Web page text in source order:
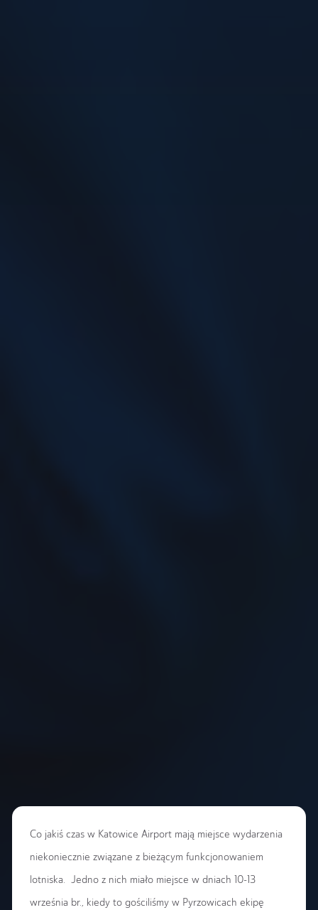
Co jakiś czas w Katowice Airport mają miejsce wydarzenia
niekoniecznie związane z bieżącym funkcjonowaniem
lotniska. Jedno z nich miało miejsce w dniach 10-13
września br., kiedy to gościliśmy w Pyrzowicach ekipę